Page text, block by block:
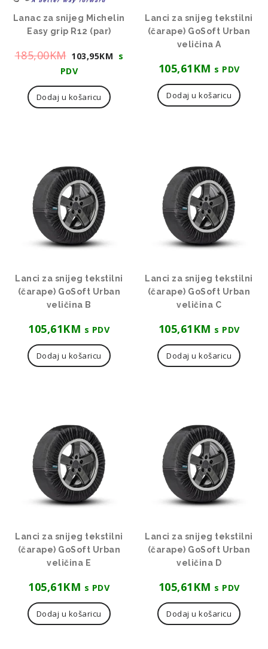
Lanac za snijeg Michelin
Easy grip R12 (par)
185,00KM Izvorna
cijena
bila
je:
103,95KM Trenutna
103,95KM.
s
PDV
Dodaj u košaricu
Lanci za snijeg tekstilni
(čarape) GoSoft Urban
veličina A
105,61 KM s PDV
Dodaj u košaricu
Lanci za snijeg tekstilni
(čarape) GoSoft Urban
veličina B
105,61KM s PDV
Dodaj u košaricu
Lanci za snijeg tekstilni
(čarape) GoSoft Urban
veličina C
105,61 KM s PDV
Dodaj u košaricu
Lanci za snijeg tekstilni
(čarape) GoSoft Urban
veličina E
105,61KM s PDV
Dodaj u košaricu
Lanci za snijeg tekstilni
(čarape) GoSoft Urban
veličina D
105,61 KM s PDV
Dodaj u košaricu